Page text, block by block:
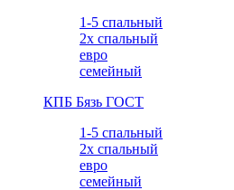
1-5 спальный
2х спальный
евро
семейный
КПБ Бязь ГОСТ
1-5 спальный
2х спальный
евро
семейный